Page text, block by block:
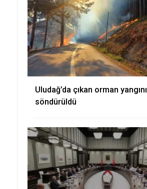
Uludağ’da çıkan orman yangını
söndürüldü